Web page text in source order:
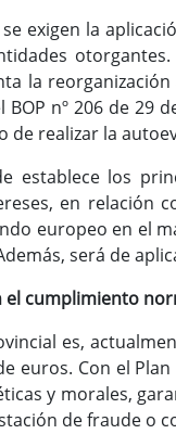
se exigen la
la
BOP nº 206 de 29
de realizar la
establece los
en relación
europeo en el
será de
el cumplimiento
es,
euros. Con el
y morales,
de fraude o